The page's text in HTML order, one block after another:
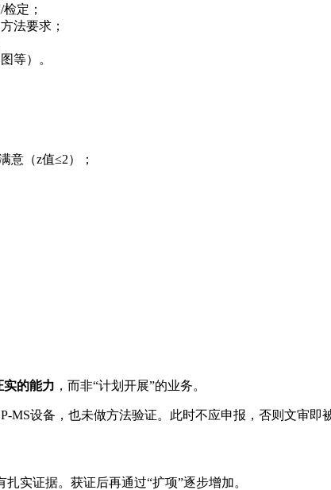
定；
法要求；
等）。
意（z值≤2）；
实的能力 ，而非“计划开展”的业务。
MS设备，也未做方法验证。此时不应申报，否则文审即
扎实证据。获证后再通过“扩项”逐步增加。